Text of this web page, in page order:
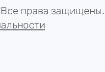
права защищены.